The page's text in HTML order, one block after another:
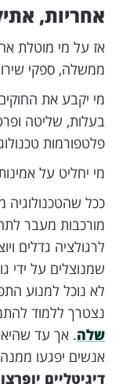
אחריות,
אז על מי מוטלת
ממשלה, ספקי
מי יקבע את החוקים
בעלות, שליטה
פלטפורמות
מי יחליט על
ככל שהטכנולוגיה
מורכבות מעבר
לרגולציה גדלים
שמנוצלים על ידי
לא נוכל למנוע
נצטרך ללמוד
שלה. אך עד שהיא
אנשים יפגעו ממנה
דיגיטליים יופרצו